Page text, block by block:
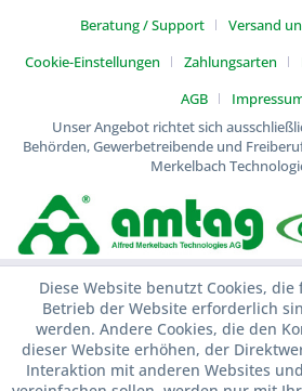
Beratung / Support
Versand
Cookie-Einstellungen
Zahlungsarten
AGB
Unser Angebot richtet sich
Behörden, Gewerbetreibende und
Merkelbach
Diese Website benutzt Cookies,
Betrieb der Website erforderlich
werden. Andere Cookies, die den
dieser Website erhöhen, der
Interaktion mit anderen Websites